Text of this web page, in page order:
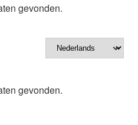
gevonden.
gevonden.